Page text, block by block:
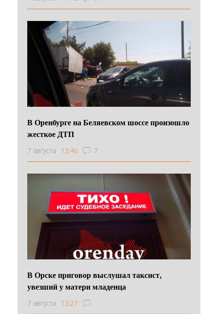
В Оренбурге на Беляевском шоссе произошло
жесткое ДТП
7 августа 13:46 7
В Орске приговор выслушал таксист,
увезший у матери младенца
7 августа 13:27